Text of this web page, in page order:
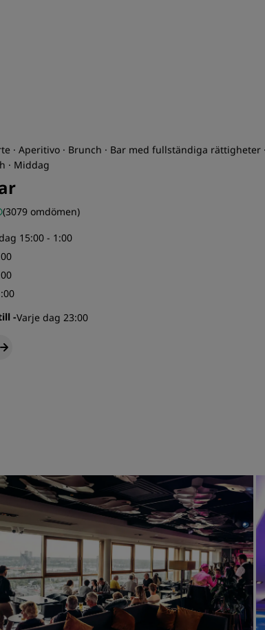
· Aperitivo · Brunch · Bar med fullständiga rättigheter
· Middag
(3079 omdömen)
15:00 - 1:00
-Varje dag 23:00